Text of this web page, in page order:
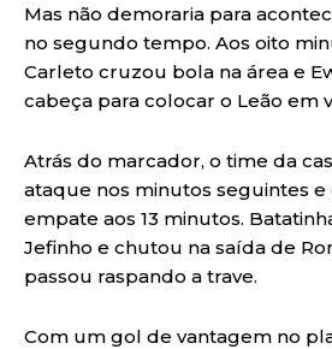
Mas não demoraria para
no segundo tempo. Aos oito
Carleto cruzou bola na área e
cabeça para colocar o Leão em
Atrás do marcador, o time da
ataque nos minutos seguintes
empate aos 13 minutos.
Jefinho e chutou na saída de
passou raspando a trave.
Com um gol de vantagem no